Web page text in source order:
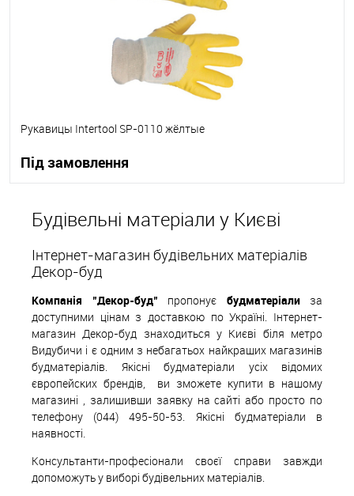
Рукавицы Intertool SP-0110 жёлтые
Під замовлення
В вибране Під замовлення
Будівельні матеріали у Києві
Інтернет-магазин будівельних матеріалів
Декор-буд
Компанія "Декор-буд" пропонує будматеріализа
доступними цінам з доставкою по Україні. Інтернет-
магазин Декор-буд знаходиться у Києві біля метро
Видубичи і є одним з небагатьох найкращих магазинів
будматеріалів. Якісні будматеріали усіх відомих
європейских брендів, ви зможете купити в нашому
магазині , залишивши заявку на сайті або просто по
телефону (044) 495-50-53. Якісні будматеріали в
наявності.
Консультанти-професіонали своєї справи завжди
допоможуть у виборі будівельних матеріалів.